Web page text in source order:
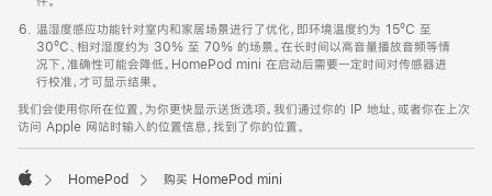
温湿度感应功能针对室内和家居场景进行了优化，即环境温度约为 15ºC 至
30ºC、相对湿度约为 30% 至 70% 的场景。在长时间以高音量播放音频等情
况下，准确性可能会降低。HomePod mini 在启动后需要一定时间对传感器进
行校准，才可显示结果。
我们会使用你所在位置，为你更快显示送货选项。我们通过你的 IP 地址，或者你在上次
访问 Apple 网站时输入的位置信息，找到了你的位置。
HomePod 购买 HomePod mini